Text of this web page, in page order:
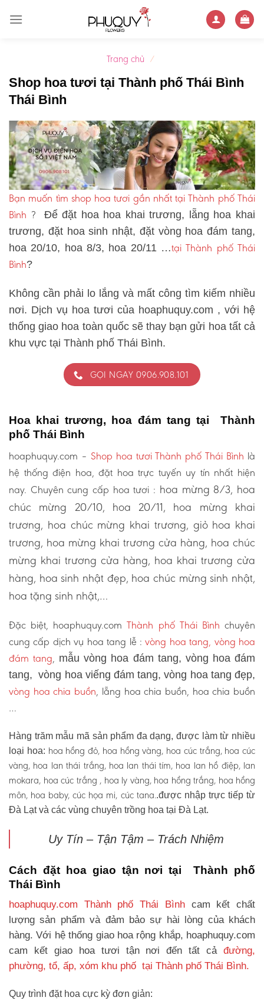
Trang chủ /
Shop hoa tươi tại Thành phố Thái Bình
Thái Bình
Bạn muốn tìm shop hoa tươi gần nhất tại Thành phố Thái
Bình ?Để đặt hoa hoa khai trương, lẵng hoa khai
trương, đặt hoa sinh nhật, đặt vòng hoa đám tang,
hoa 20/10, hoa 8/3, hoa 20/11 …tại Thành phố Thái
Bình?
Không cần phải lo lắng và mất công tìm kiếm nhiều
nơi. Dịch vụ hoa tươi của hoaphuquy.com , với hệ
thống giao hoa toàn quốc sẽ thay bạn gửi hoa tất cả
khu vực tại Thành phố Thái Bình.
GỌI NGAY 0906.908.101
Hoa khai trương, hoa đám tang tại Thành
phố Thái Bình
hoaphuquy.com – Shop hoa tươi Thành phố Thái Bình là
hệ thống điện hoa, đặt hoa trực tuyến uy tín nhất hiện
nay. Chuyên cung cấp hoa tươi : hoa mừng 8/3, hoa
chúc mừng 20/10, hoa 20/11, hoa mừng khai
trương, hoa chúc mừng khai trương, giỏ hoa khai
trương, hoa mừng khai trương cửa hàng, hoa chúc
mừng khai trương cửa hàng, hoa khai trương cửa
hàng, hoa sinh nhật đẹp, hoa chúc mừng sinh nhật,
hoa tặng sinh nhật,…
Đặc biệt, hoaphuquy.com Thành phố Thái Bình chuyên
cung cấp dịch vụ hoa tang lễ :vòng hoa tang, vòng hoa
đám tang, mẫu vòng hoa đám tang, vòng hoa đám
tang, vòng hoa viếng đám tang, vòng hoa tang đẹp,
vòng hoa chia buồn, lẵng hoa chia buồn, hoa chia buồn
…
Hàng trăm mẫu mã sản phẩm đa dạng, được làm từ nhiều
loại hoa: hoa hồng đỏ, hoa hồng vàng, hoa cúc trắng, hoa cúc
vàng, hoa lan thái trắng, hoa lan thái tím, hoa lan hồ điệp, lan
mokara, hoa cúc trắng , hoa ly vàng, hoa hồng trắng, hoa hồng
môn, hoa baby, cúc họa mi, cúc tana..được nhập trực tiếp từ
Đà Lạt và các vùng chuyên trồng hoa tại Đà Lạt.
Uy Tín – Tận Tậm – Trách Nhiệm
Cách đặt hoa giao tận nơi tại Thành phố
Thái Bình
hoaphuquy.com Thành phố Thái Bìnhcam kết chất
lượng sản phẩm và đảm bảo sự hài lòng của khách
hàng. Với hệ thống giao hoa rộng khắp, hoaphuquy.com
cam kết giao hoa tươi tận nơi đến tất cả đường,
phường, tổ, ấp, xóm khu phố tại Thành phố Thái Bình.
Quy trình đặt hoa cực kỳ đơn giản: